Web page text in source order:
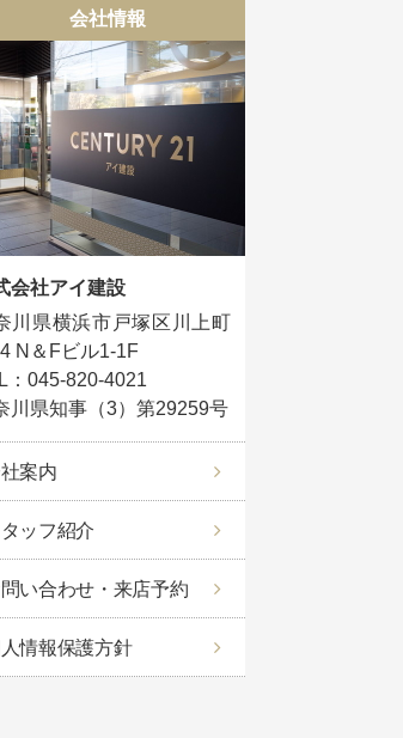
会社情報
会社アイ建設
川県横浜市戸塚区川上町
N＆Fビル1-1F
：045-820-4021
川県知事（3）第29259号
案内
ッフ紹介
い合わせ・来店予約
情報保護方針